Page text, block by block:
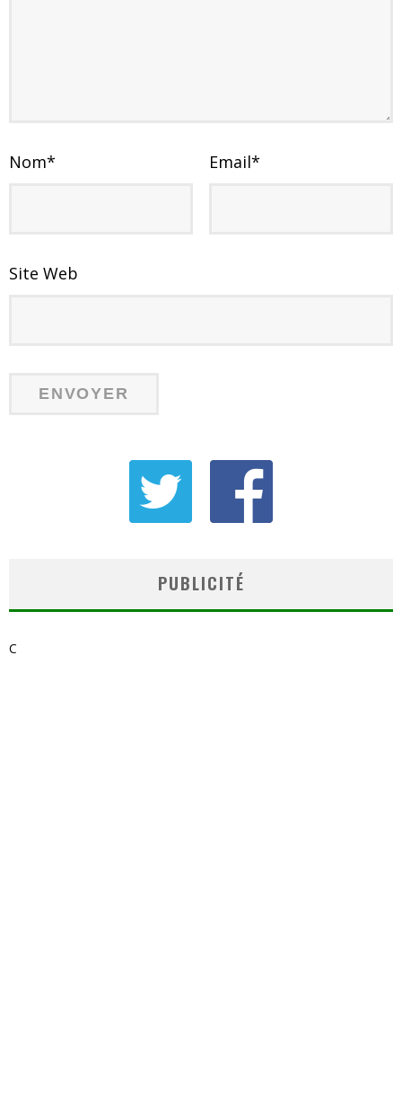
Nom* Email*
Site Web
PUBLICITÉ
C